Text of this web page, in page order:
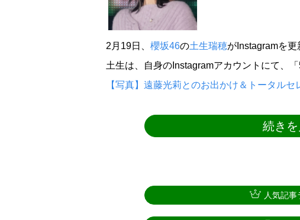
2月19日、 櫻坂46の土生瑞穂がInstagramを更
土生は、自身のInstagramアカウントにて、
【写真】遠藤光莉とのお出かけ＆トータルセ
続き
人気記